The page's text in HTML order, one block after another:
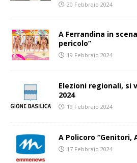
20 Febbraio 2024
A Ferrandina in
pericolo”
19 Febbraio 2024
Elezioni regionali, si
2024
19 Febbraio 2024
A Policoro “Genitori,
17 Febbraio 2024